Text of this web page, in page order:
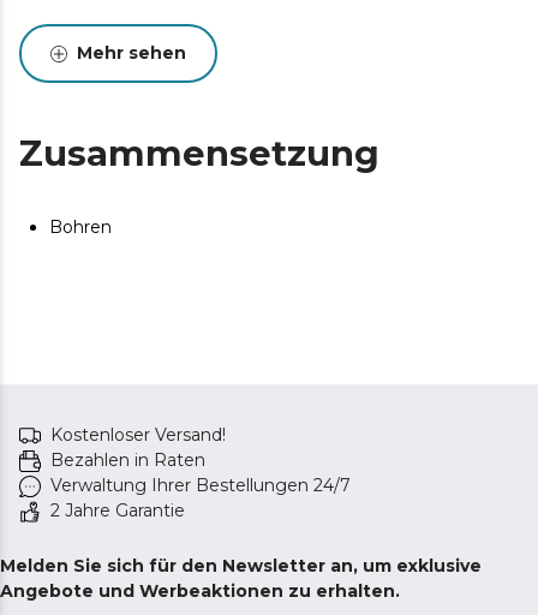
Mehr sehen
Zusammensetzung
Bohren
Kostenloser Versand!
Bezahlen in Raten
Verwaltung Ihrer Bestellungen 24/7
2 Jahre Garantie
Melden Sie sich für den Newsletter an, um exklusive
Angebote und Werbeaktionen zu erhalten.